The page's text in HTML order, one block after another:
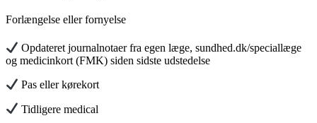
Forlængelse eller fornyelse
Opdateret journalnotaer fra egen læge, sundhed.dk/speciallæge
og medicinkort (FMK) siden sidste udstedelse
Pas eller kørekort
Tidligere medical